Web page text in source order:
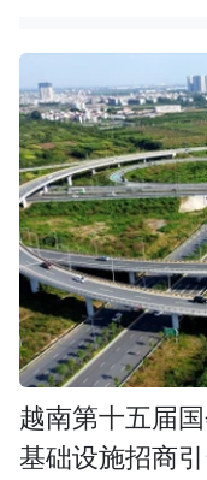
越南第十五届
基础设施招商